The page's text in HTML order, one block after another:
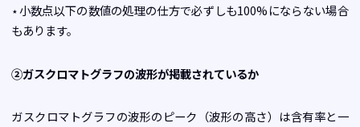
⋆小数点以下の数値の処理の仕方で必ずしも100%にならない場合
もあります。
②ガスクロマトグラフの波形が掲載されているか
ガスクロマトグラフの波形のピーク（波形の高さ）は含有率と一